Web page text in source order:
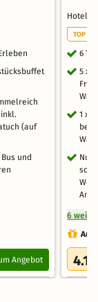
(auf
und
Angebot
Hotel
TOP
6
5 x
1 x
6
4.1